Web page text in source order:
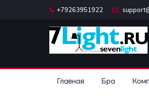
+79263951922
Главная Бра